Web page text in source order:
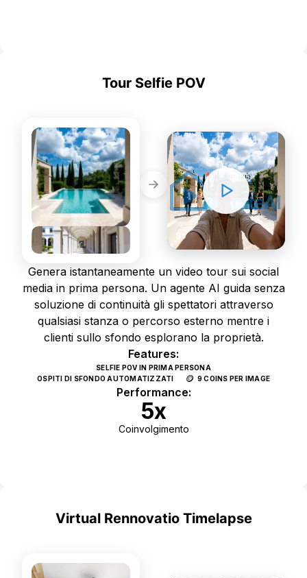
Tour Selfie POV
8s
Genera istantaneamente un video tour sui social
media in prima persona. Un agente AI guida senza
soluzione di continuità gli spettatori attraverso
qualsiasi stanza o percorso esterno mentre i
clienti sullo sfondo esplorano la proprietà.
Features:
SELFIE POV IN PRIMA PERSONA
OSPITI DI SFONDO AUTOMATIZZATI
🪙 9 COINS PER IMAGE
Performance:
5x
Coinvolgimento
Virtual Rennovatio Timelapse